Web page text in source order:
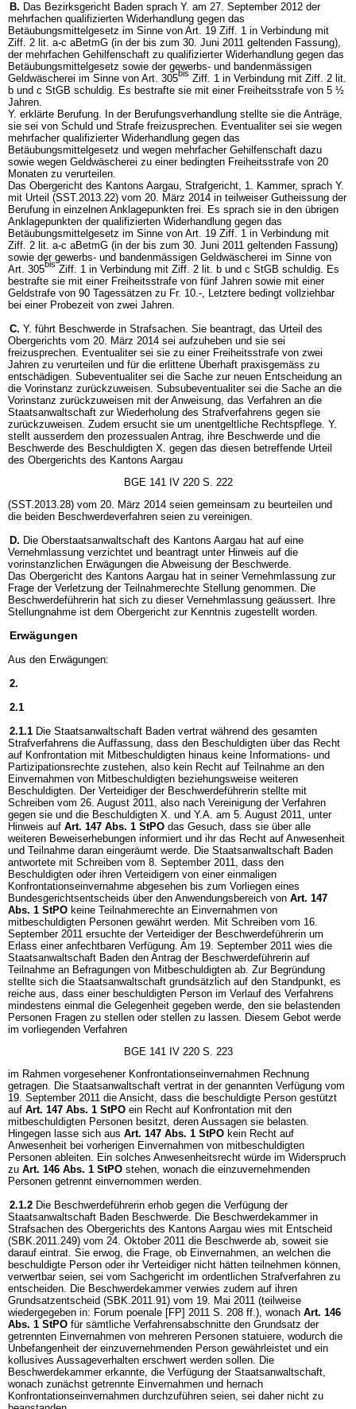
B. Das Bezirksgericht Baden sprach Y. am 27. September 2012 der
mehrfachen qualifizierten Widerhandlung gegen das
Betäubungsmittelgesetz im Sinne von Art. 19 Ziff. 1 in Verbindung mit
Ziff. 2 lit. a-c aBetmG (in der bis zum 30. Juni 2011 geltenden Fassung),
der mehrfachen Gehilfenschaft zu qualifizierter Widerhandlung gegen das
Betäubungsmittelgesetz sowie der gewerbs- und bandenmässigen
Geldwäscherei im Sinne von Art. 305bis Ziff. 1 in Verbindung mit Ziff. 2 lit.
b und c StGB schuldig. Es bestrafte sie mit einer Freiheitsstrafe von 5 ½
Jahren.
Y. erklärte Berufung. In der Berufungsverhandlung stellte sie die Anträge,
sie sei von Schuld und Strafe freizusprechen. Eventualiter sei sie wegen
mehrfacher qualifizierter Widerhandlung gegen das
Betäubungsmittelgesetz und wegen mehrfacher Gehilfenschaft dazu
sowie wegen Geldwäscherei zu einer bedingten Freiheitsstrafe von 20
Monaten zu verurteilen.
Das Obergericht des Kantons Aargau, Strafgericht, 1. Kammer, sprach Y.
mit Urteil (SST.2013.22) vom 20. März 2014 in teilweiser Gutheissung der
Berufung in einzelnen Anklagepunkten frei. Es sprach sie in den übrigen
Anklagepunkten der qualifizierten Widerhandlung gegen das
Betäubungsmittelgesetz im Sinne von Art. 19 Ziff. 1 in Verbindung mit
Ziff. 2 lit. a-c aBetmG (in der bis zum 30. Juni 2011 geltenden Fassung)
sowie der gewerbs- und bandenmässigen Geldwäscherei im Sinne von
Art. 305bis Ziff. 1 in Verbindung mit Ziff. 2 lit. b und c StGB schuldig. Es
bestrafte sie mit einer Freiheitsstrafe von fünf Jahren sowie mit einer
Geldstrafe von 90 Tagessätzen zu Fr. 10.-, Letztere bedingt vollziehbar
bei einer Probezeit von zwei Jahren.
C. Y. führt Beschwerde in Strafsachen. Sie beantragt, das Urteil des
Obergerichts vom 20. März 2014 sei aufzuheben und sie sei
freizusprechen. Eventualiter sei sie zu einer Freiheitsstrafe von zwei
Jahren zu verurteilen und für die erlittene Überhaft praxisgemäss zu
entschädigen. Subeventualiter sei die Sache zur neuen Entscheidung an
die Vorinstanz zurückzuweisen. Subsubeventualiter sei die Sache an die
Vorinstanz zurückzuweisen mit der Anweisung, das Verfahren an die
Staatsanwaltschaft zur Wiederholung des Strafverfahrens gegen sie
zurückzuweisen. Zudem ersucht sie um unentgeltliche Rechtspflege. Y.
stellt ausserdem den prozessualen Antrag, ihre Beschwerde und die
Beschwerde des Beschuldigten X. gegen das diesen betreffende Urteil
des Obergerichts des Kantons Aargau
BGE 141 IV 220 S. 222
(SST.2013.28) vom 20. März 2014 seien gemeinsam zu beurteilen und
die beiden Beschwerdeverfahren seien zu vereinigen.
D. Die Oberstaatsanwaltschaft des Kantons Aargau hat auf eine
Vernehmlassung verzichtet und beantragt unter Hinweis auf die
vorinstanzlichen Erwägungen die Abweisung der Beschwerde.
Das Obergericht des Kantons Aargau hat in seiner Vernehmlassung zur
Frage der Verletzung der Teilnahmerechte Stellung genommen. Die
Beschwerdeführerin hat sich zu dieser Vernehmlassung geäussert. Ihre
Stellungnahme ist dem Obergericht zur Kenntnis zugestellt worden.
Erwägungen
Aus den Erwägungen:
2.
2.1
2.1.1 Die Staatsanwaltschaft Baden vertrat während des gesamten
Strafverfahrens die Auffassung, dass den Beschuldigten über das Recht
auf Konfrontation mit Mitbeschuldigten hinaus keine Informations- und
Partizipationsrechte zustehen, also kein Recht auf Teilnahme an den
Einvernahmen von Mitbeschuldigten beziehungsweise weiteren
Beschuldigten. Der Verteidiger der Beschwerdeführerin stellte mit
Schreiben vom 26. August 2011, also nach Vereinigung der Verfahren
gegen sie und die Beschuldigten X. und Y.A. am 5. August 2011, unter
Hinweis auf Art. 147 Abs. 1 StPO das Gesuch, dass sie über alle
weiteren Beweiserhebungen informiert und ihr das Recht auf Anwesenheit
und Teilnahme daran eingeräumt werde. Die Staatsanwaltschaft Baden
antwortete mit Schreiben vom 8. September 2011, dass den
Beschuldigten oder ihren Verteidigern von einer einmaligen
Konfrontationseinvernahme abgesehen bis zum Vorliegen eines
Bundesgerichtsentscheids über den Anwendungsbereich von Art. 147
Abs. 1 StPO keine Teilnahmerechte an Einvernahmen von
mitbeschuldigten Personen gewährt werden. Mit Schreiben vom 16.
September 2011 ersuchte der Verteidiger der Beschwerdeführerin um
Erlass einer anfechtbaren Verfügung. Am 19. September 2011 wies die
Staatsanwaltschaft Baden den Antrag der Beschwerdeführerin auf
Teilnahme an Befragungen von Mitbeschuldigten ab. Zur Begründung
stellte sich die Staatsanwaltschaft grundsätzlich auf den Standpunkt, es
reiche aus, dass einer beschuldigten Person im Verlauf des Verfahrens
mindestens einmal die Gelegenheit gegeben werde, den sie belastenden
Personen Fragen zu stellen oder stellen zu lassen. Diesem Gebot werde
im vorliegenden Verfahren
BGE 141 IV 220 S. 223
im Rahmen vorgesehener Konfrontationseinvernahmen Rechnung
getragen. Die Staatsanwaltschaft vertrat in der genannten Verfügung vom
19. September 2011 die Ansicht, dass die beschuldigte Person gestützt
auf Art. 147 Abs. 1 StPO ein Recht auf Konfrontation mit den
mitbeschuldigten Personen besitzt, deren Aussagen sie belasten.
Hingegen lasse sich aus Art. 147 Abs. 1 StPO kein Recht auf
Anwesenheit bei vorherigen Einvernahmen von mitbeschuldigten
Personen ableiten. Ein solches Anwesenheitsrecht würde im Widerspruch
zu Art. 146 Abs. 1 StPO stehen, wonach die einzuvernehmenden
Personen getrennt einvernommen werden.
2.1.2 Die Beschwerdeführerin erhob gegen die Verfügung der
Staatsanwaltschaft Baden Beschwerde. Die Beschwerdekammer in
Strafsachen des Obergerichts des Kantons Aargau wies mit Entscheid
(SBK.2011.249) vom 24. Oktober 2011 die Beschwerde ab, soweit sie
darauf eintrat. Sie erwog, die Frage, ob Einvernahmen, an welchen die
beschuldigte Person oder ihr Verteidiger nicht hätten teilnehmen können,
verwertbar seien, sei vom Sachgericht im ordentlichen Strafverfahren zu
entscheiden. Die Beschwerdekammer verwies zudem auf ihren
Grundsatzentscheid (SBK.2011.91) vom 19. Mai 2011 (teilweise
wiedergegeben in: Forum poenale [FP] 2011 S. 208 ff.), wonach Art. 146
Abs. 1 StPO für sämtliche Verfahrensabschnitte den Grundsatz der
getrennten Einvernahmen von mehreren Personen statuiere, wodurch die
Unbefangenheit der einzuvernehmenden Person gewährleistet und ein
kollusives Aussageverhalten erschwert werden sollen. Die
Beschwerdekammer erkannte, die Verfügung der Staatsanwaltschaft,
wonach zunächst getrennte Einvernahmen und hernach
Konfrontationseinvernahmen durchzuführen seien, sei daher nicht zu